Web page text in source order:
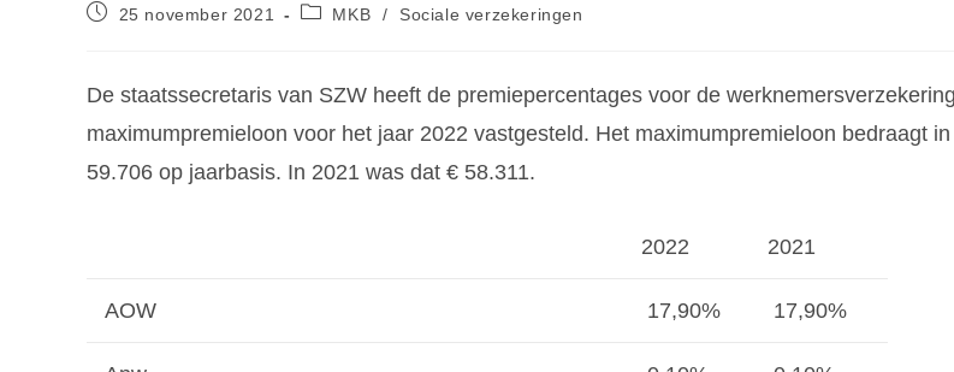
25 november 2021 MKB / Sociale verzekeringen
De staatssecretaris van SZW heeft de premiepercentages voor de
maximumpremieloon voor het jaar 2022 vastgesteld. Het maximumpremieloon bedraagt
59.706 op jaarbasis. In 2021 was dat € 58.311.
2022 2021
AOW 17,90% 17,90%